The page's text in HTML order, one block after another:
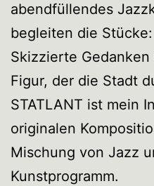
abendfüllendes
begleiten die Stücke:
Skizzierte
Figur, der die Stadt
STATLANT ist mein
originalen
Mischung von Jazz
Kunstprogramm.